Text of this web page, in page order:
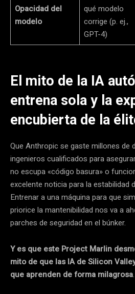
Opacidad del
modelo
qué modelo
corrige (p. ej.,
GPT-4)
El mito de la IA
entrena sola y la
encubierta de la
Que Anthropic se gaste millones de
ingenieros cualificados para
no escupa «código basura» o
excelente noticia para la estabilidad
Entrenar a una máquina para que
priorice la mantenibilidad nos va a
parches de seguridad en el búnker.
Y es que este Project Marlin
mito de que las IA de Silicon
que aprenden de forma milagrosa.